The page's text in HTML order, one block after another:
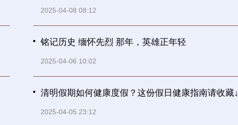
2025-04-08 08:12
铭记历史 缅怀先烈 那年，英雄正年轻
2025-04-06 10:02
清明假期如何健康度假？这份假日健康指南请收藏↓
2025-04-05 23:12